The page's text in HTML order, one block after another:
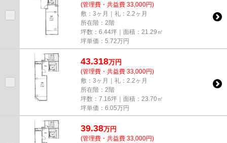
(管理費・共益費 33,000円)
敷：3ヶ月｜礼：2.2ヶ月
所在階：2階
坪数：6.44坪｜面積：21.29㎡
坪単価： 5.72万円
43.318万円
(管理費・共益費 33,000円)
敷：3ヶ月｜礼：2.2ヶ月
所在階：2階
坪数：7.16坪｜面積：23.70㎡
坪単価： 6.05万円
39.38万円
(管理費・共益費 33,000円)